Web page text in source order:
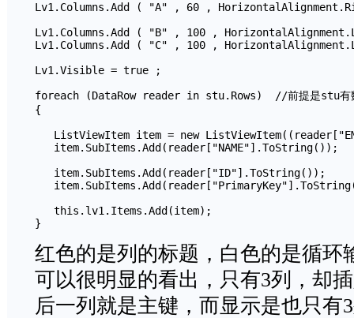
Lv1.Columns.Add ( "A" , 60 ,
Lv1.Columns.Add ( "B" , 100 ,
Lv1.Columns.Add ( "C" ,
Lv1.Visible = true ;
foreach (DataRow reader in stu.Rows)  //前提是stu有
{
ListViewItem item = new
   item.SubItems.Add(reader["NAME"].ToString());
   this.lv1.Items.Add(item);
}
红色的是列的标题，白色的是循环
可以很明显的看出，只有3列，却
后一列就是主键，而显示是也只有